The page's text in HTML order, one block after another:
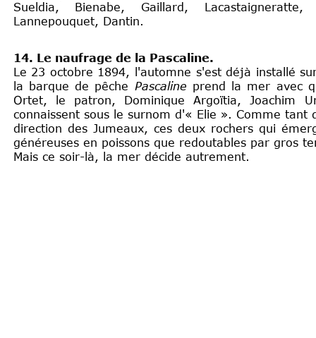
Sueldia, Bienabe, Gaillard, Lacastaigneratte,
Lannepouquet, Dantin.
14. Le naufrage de la Pascaline.
Le 23 octobre 1894, l'automne s'est déjà installé
la barque de pêche Pascaline prend la mer avec
Ortet, le patron, Dominique Argoïtia, Joachim
connaissent sous le surnom d'« Elie ». Comme
direction des Jumeaux, ces deux rochers qui
généreuses en poissons que redoutables par gros
Mais ce soir-là, la mer décide autrement.